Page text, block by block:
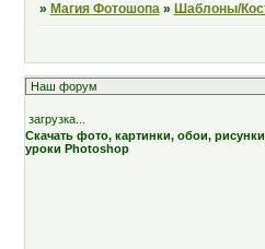
» Магия Фотошопа » Шаблоны/
загрузка...
Скачать фото, картинки, обои,
уроки Photoshop